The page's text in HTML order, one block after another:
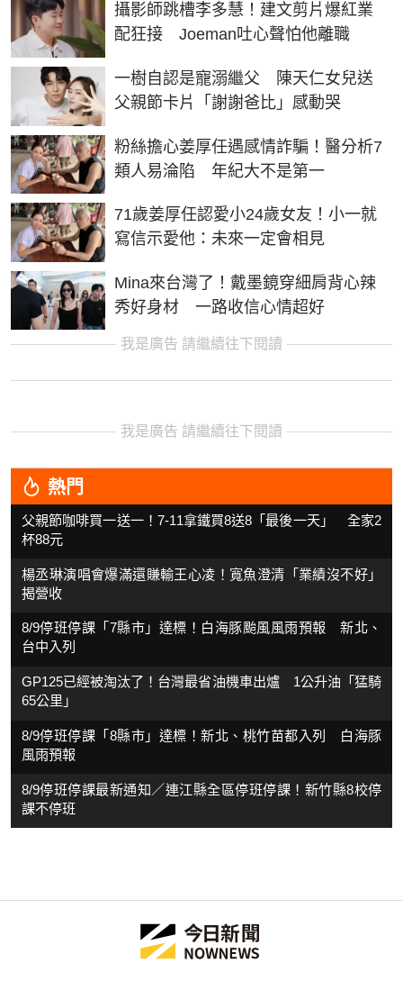
攝影師跳槽李多慧！建文剪片爆紅業
配狂接 Joeman吐心聲怕他離職
一樹自認是寵溺繼父 陳天仁女兒送
父親節卡片「謝謝爸比」感動哭
粉絲擔心姜厚任遇感情詐騙！醫分析7
類人易淪陷 年紀大不是第一
71歲姜厚任認愛小24歲女友！小一就
寫信示愛他：未來一定會相見
Mina來台灣了！戴墨鏡穿細肩背心辣
秀好身材 一路收信心情超好
我是廣告 請繼續往下閱讀
我是廣告 請繼續往下閱讀
熱門
父親節咖啡買一送一！7-11拿鐵買8送8「最後一天」 全家2
杯88元
楊丞琳演唱會爆滿還賺輸王心凌！寬魚澄清「業績沒不好」
揭營收
8/9停班停課「7縣市」達標！白海豚颱風風雨預報 新北、
台中入列
GP125已經被淘汰了！台灣最省油機車出爐 1公升油「猛騎
65公里」
8/9停班停課「8縣市」達標！新北、桃竹苗都入列 白海豚
風雨預報
8/9停班停課最新通知／連江縣全區停班停課！新竹縣8校停
課不停班